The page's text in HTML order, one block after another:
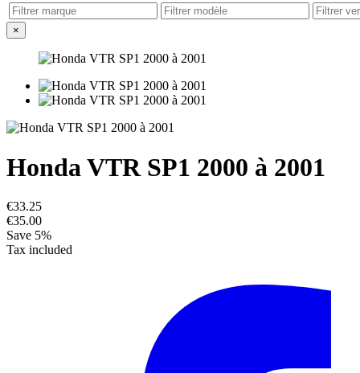
×
Honda VTR SP1 2000 à 2001
€33.25
€35.00
Save 5%
Tax included